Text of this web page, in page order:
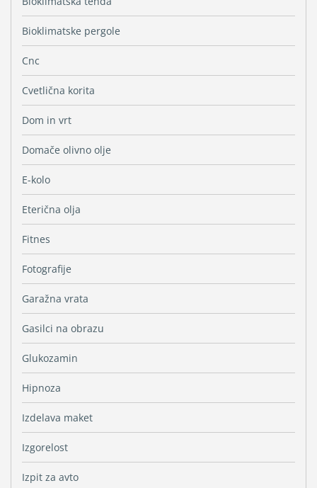
Bioklimatske pergole
Cnc
Cvetlična korita
Dom in vrt
Domače olivno olje
E-kolo
Eterična olja
Fitnes
Fotografije
Garažna vrata
Gasilci na obrazu
Glukozamin
Hipnoza
Izdelava maket
Izgorelost
Izpit za avto